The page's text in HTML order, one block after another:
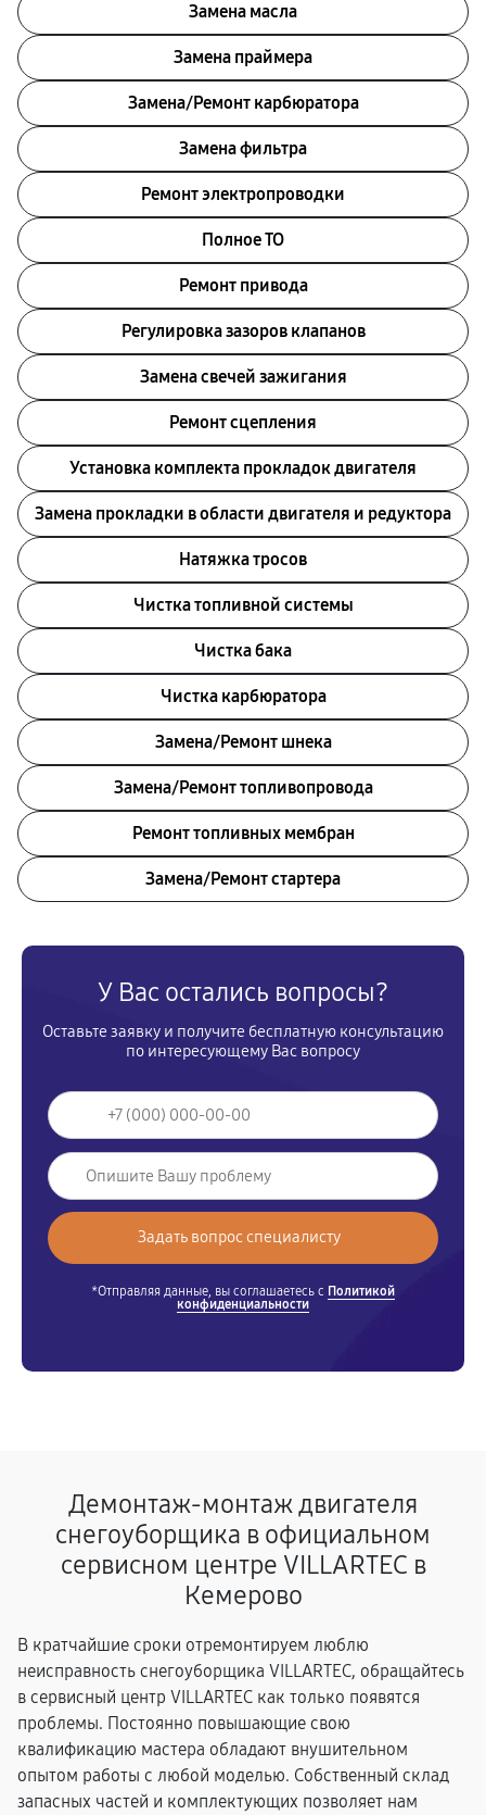
Замена масла
Замена праймера
Замена/Pемонт карбюратора
Замена фильтра
Ремонт электропроводки
Полное ТО
Ремонт привода
Регулировка зазоров клапанов
Замена свечей зажигания
Ремонт сцепления
Установка комплекта прокладок двигателя
Замена прокладки в области двигателя и редуктора
Натяжка тросов
Чистка топливной системы
Чистка бака
Чистка карбюратора
Замена/Pемонт шнека
Замена/Pемонт топливопровода
Ремонт топливных мембран
Замена/Pемонт стартера
У Вас остались вопросы?
Оставьте заявку и получите бесплатную консультацию
по интересующему Вас вопросу
*Отправляя данные, вы соглашаетесь с Политикой
конфиденциальности
Демонтаж-монтаж двигателя
снегоуборщика в официальном
сервисном центре VILLARTEC в
Кемерово
В кратчайшие сроки отремонтируем люблю
неисправность снегоуборщика VILLARTEC, обращайтесь
в сервисный центр VILLARTEC как только появятся
проблемы. Постоянно повышающие свою
квалификацию мастера обладают внушительном
опытом работы с любой моделью. Собственный склад
запасных частей и комплектующих позволяет нам